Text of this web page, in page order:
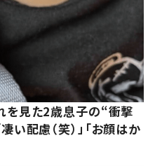
を見た2歳息子の“衝撃
配慮（笑）」「お顔はか